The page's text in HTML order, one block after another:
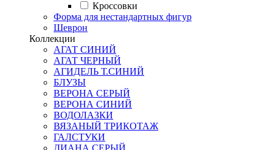
Кроссовки
Форма для нестандартных фигур
Шеврон
Коллекции
АГАТ СИНИЙ
АГАТ ЧЕРНЫЙ
АГИДЕЛЬ Т.СИНИЙ
БЛУЗЫ
ВЕРОНА СЕРЫЙ
ВЕРОНА СИНИЙ
ВОДОЛАЗКИ
ВЯЗАНЫЙ ТРИКОТАЖ
ГАЛСТУКИ
ДИАНА СЕРЫЙ